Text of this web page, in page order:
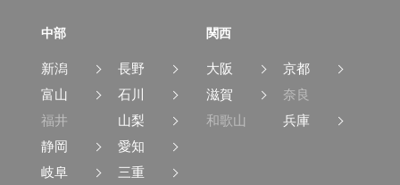
中部
新潟
長野
富山
石川
福井
山梨
静岡
愛知
岐阜
三重
関西
大阪
京都
滋賀
奈良
和歌山
兵庫